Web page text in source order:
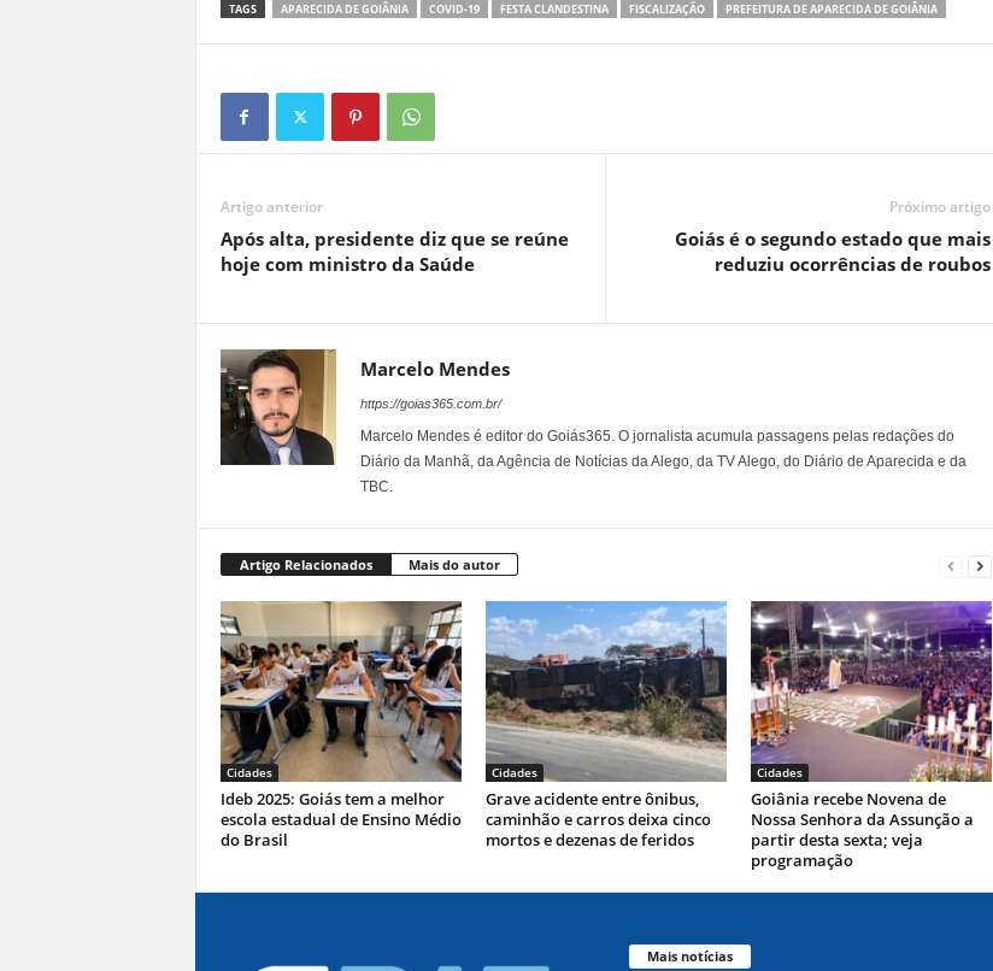
TAGS APARECIDA DE GOIÂNIA COVID-19 FESTA CLANDESTINA FISCALIZAÇÃO PREFEITURA DE APARECIDA DE GOIÂNIA
Artigo anterior
Após alta, presidente diz que se reúne
hoje com ministro da Saúde
Próximo artigo
Goiás é o segundo estado que mais
reduziu ocorrências de roubos
Marcelo Mendes
https://goias365.com.br/
Marcelo Mendes é editor do Goiás365. O jornalista acumula passagens pelas redações do
Diário da Manhã, da Agência de Notícias da Alego, da TV Alego, do Diário de Aparecida e da
TBC.
Artigo Relacionados Mais do autor
Cidades
Ideb 2025: Goiás tem a melhor
escola estadual de Ensino Médio
do Brasil
Cidades
Grave acidente entre ônibus,
caminhão e carros deixa cinco
mortos e dezenas de feridos
Cidades
Goiânia recebe Novena de
Nossa Senhora da Assunção a
partir desta sexta; veja
programação
Mais notícias